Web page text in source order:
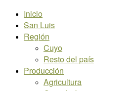
Inicio
San Luis
Región
Cuyo
Resto del país
Producción
Agricultura